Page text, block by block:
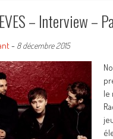
– Interview –
- 8 décembre 2015
le